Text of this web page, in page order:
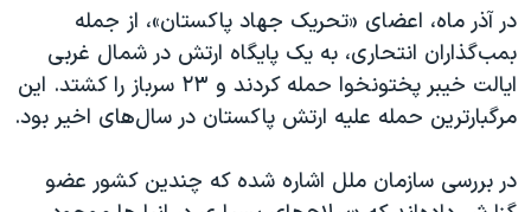
در آذر ماه، اعضای «تحریک جهاد پاکستان»، از جمله
بمب‌گذاران انتحاری، به یک پایگاه ارتش در شمال غربی
ایالت خیبر پختونخوا حمله کردند و ۲۳ سرباز را کشتد. این
مرگبارترین حمله علیه ارتش پاکستان در سال‌های اخیر بود.
در بررسی سازمان ملل اشاره شده که چندین کشور عضو